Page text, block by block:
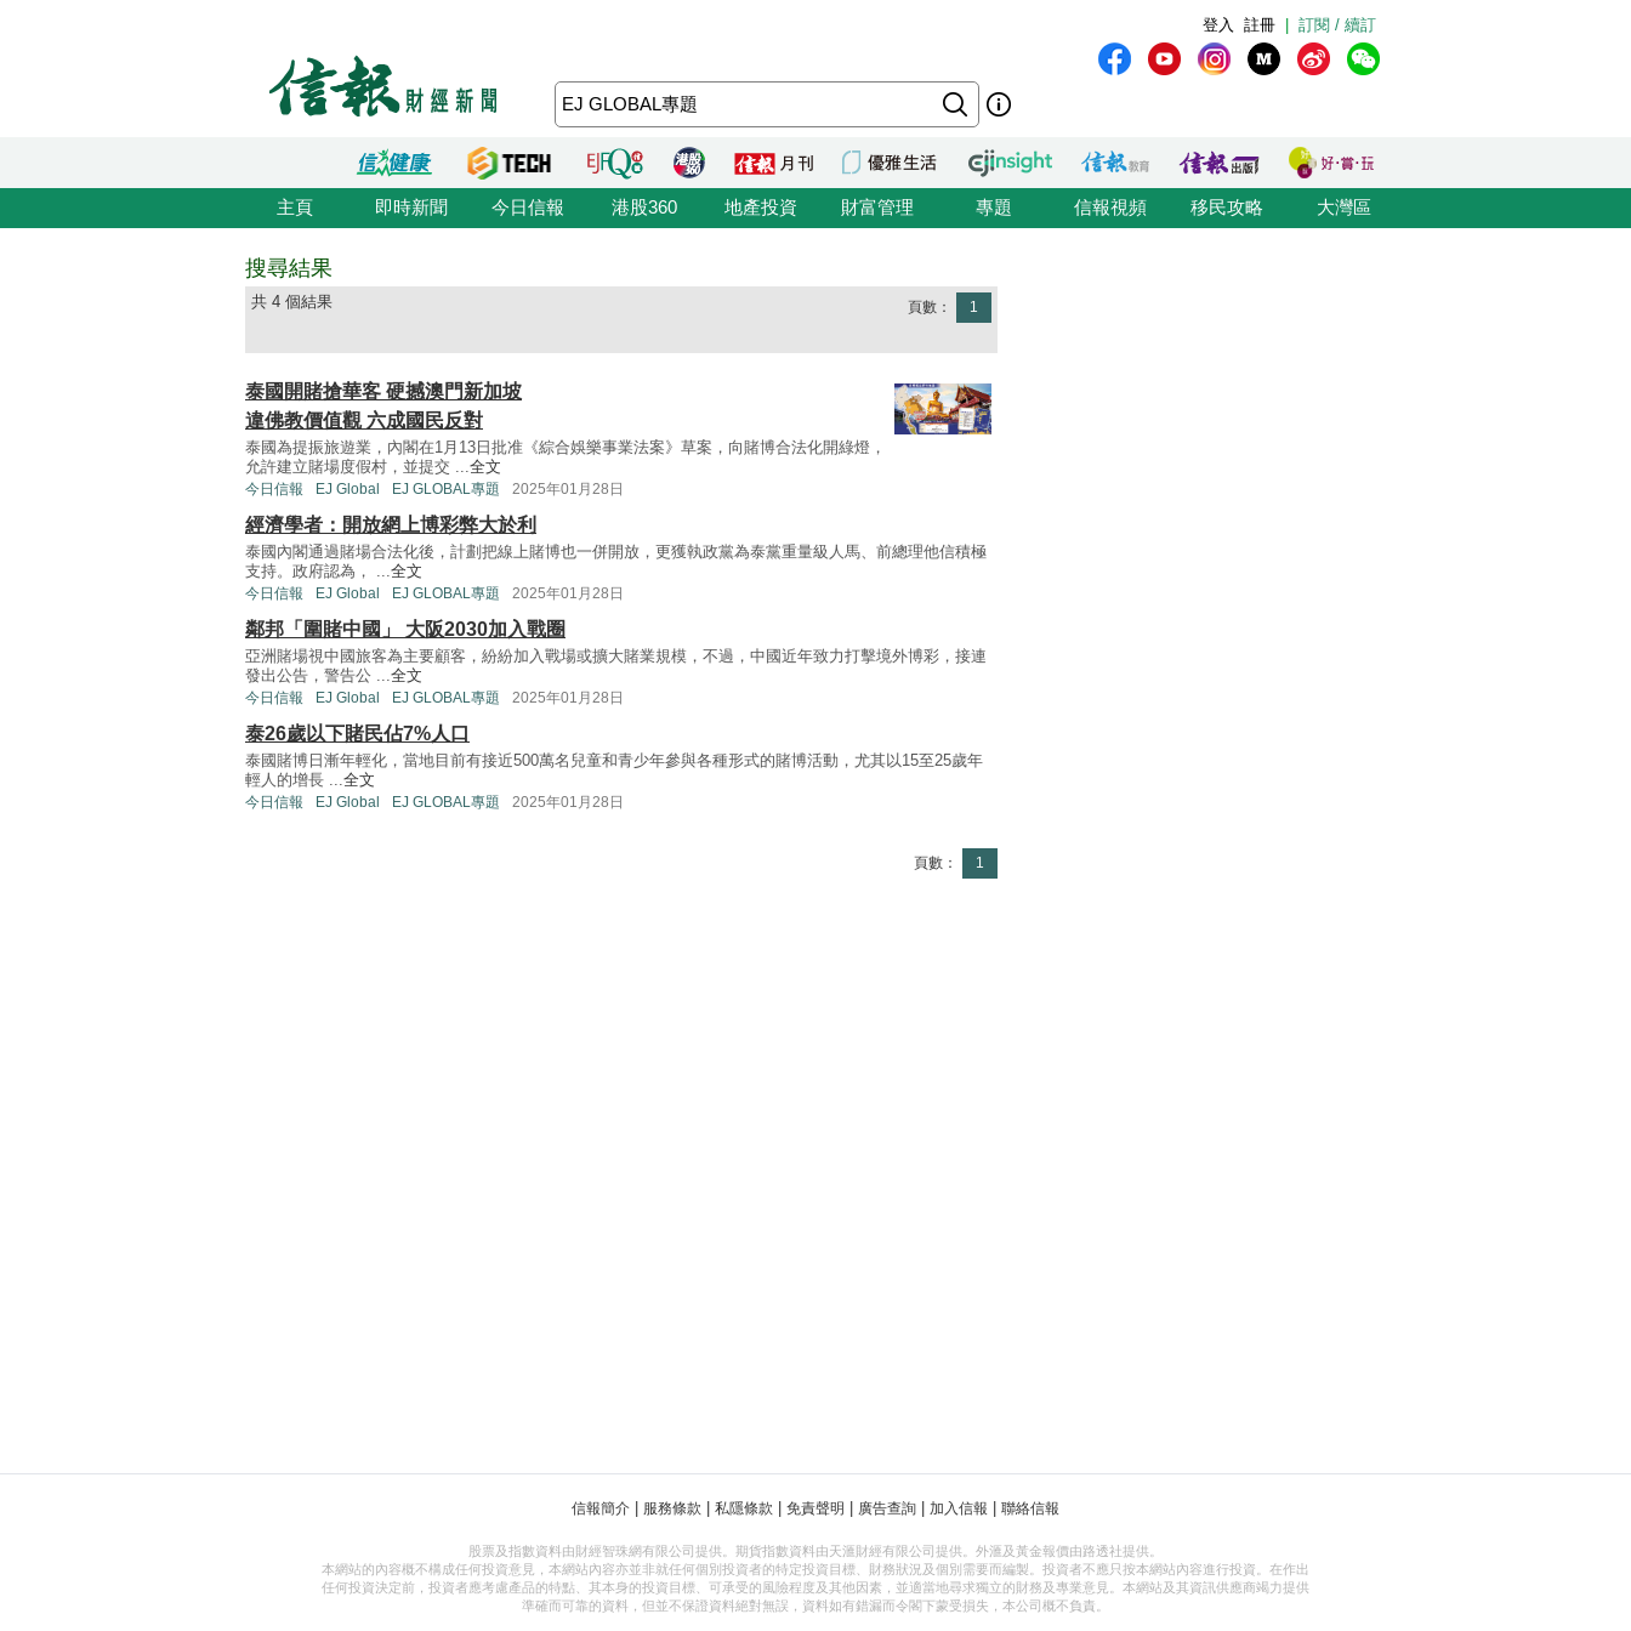
訂閱 / 續訂
註冊
登入
主頁 即時新聞 今日信報 港股360 地產投資 財富管理 專題 信報視頻 移民攻略 大灣區
搜尋結果
共 4 個結果 頁數： 1
泰國開賭搶華客 硬撼澳門新加坡
違佛教價值觀 六成國民反對
泰國為提振旅遊業，內閣在1月13日批准《綜合娛樂事業法案》草案，向賭博合法化開綠燈，
允許建立賭場度假村，並提交 ...全文
今日信報 EJ Global EJ GLOBAL專題 2025年01月28日
經濟學者：開放網上博彩弊大於利
泰國內閣通過賭場合法化後，計劃把線上賭博也一併開放，更獲執政黨為泰黨重量級人馬、前總理他信積極
支持。政府認為， ...全文
今日信報 EJ Global EJ GLOBAL專題 2025年01月28日
鄰邦「圍賭中國」 大阪2030加入戰圈
亞洲賭場視中國旅客為主要顧客，紛紛加入戰場或擴大賭業規模，不過，中國近年致力打擊境外博彩，接連
發出公告，警告公 ...全文
今日信報 EJ Global EJ GLOBAL專題 2025年01月28日
泰26歲以下賭民佔7%人口
泰國賭博日漸年輕化，當地目前有接近500萬名兒童和青少年參與各種形式的賭博活動，尤其以15至25歲年
輕人的增長 ...全文
今日信報 EJ Global EJ GLOBAL專題 2025年01月28日
頁數： 1
信報簡介 服務條款 私隱條款 免責聲明 廣告查詢 加入信報 聯絡信報
股票及指數資料由財經智珠網有限公司提供。期貨指數資料由天滙財經有限公司提供。外滙及黃金報價由路透社提供。
本網站的內容概不構成任何投資意見，本網站內容亦並非就任何個別投資者的特定投資目標、財務狀況及個別需要而編製。投資者不應只按本網站內容進行投資。在作出
任何投資決定前，投資者應考慮產品的特點、其本身的投資目標、可承受的風險程度及其他因素，並適當地尋求獨立的財務及專業意見。本網站及其資訊供應商竭力提供
準確而可靠的資料，但並不保證資料絕對無誤，資料如有錯漏而令閣下蒙受損失，本公司概不負責。